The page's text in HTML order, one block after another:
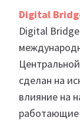
Digital
Digital
сделан на
влияние на
работающие